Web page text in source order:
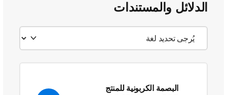
الدلائل والمستندات
البصمة الكربونية للمنتج